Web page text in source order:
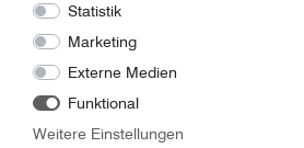
Statistik
Marketing
Externe Medien
Funktional
Weitere Einstellungen